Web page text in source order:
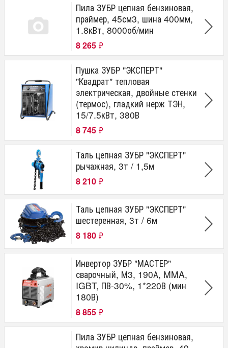
Пила ЗУБР цепная бензиновая,
праймер, 45см3, шина 400мм,
1.8кВт, 8000об/мин
8 265 ₽
Пушка ЗУБР "ЭКСПЕРТ"
"Квадрат" тепловая
электрическая, двойные стенки
(термос), гладкий нерж ТЭН,
15/7.5кВт, 380В
8 745 ₽
Таль цепная ЗУБР "ЭКСПЕРТ"
рычажная, 3т / 1,5м
8 210 ₽
Таль цепная ЗУБР "ЭКСПЕРТ"
шестеренная, 3т / 6м
8 180 ₽
Инвертор ЗУБР "МАСТЕР"
сварочный, М3, 190А, MMA,
IGBT, ПВ-30%, 1*220В (мин
180В)
8 855 ₽
Пила ЗУБР цепная бензиновая,